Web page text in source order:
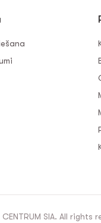
SIA. All rights